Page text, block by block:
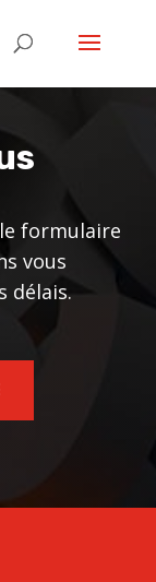
formulaire
vous
délais.